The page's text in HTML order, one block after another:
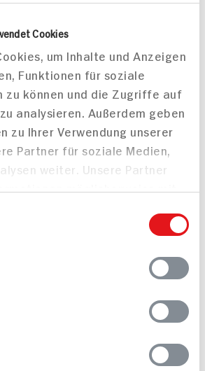
Cookies
um Inhalte und Anzeigen
Funktionen für soziale
zu können und die Zugriffe auf
analysieren. Außerdem geben
zu Ihrer Verwendung unserer
Partner für soziale Medien,
weiter. Unsere Partner
oder die sie im Rahmen
597 kcal p. Portion